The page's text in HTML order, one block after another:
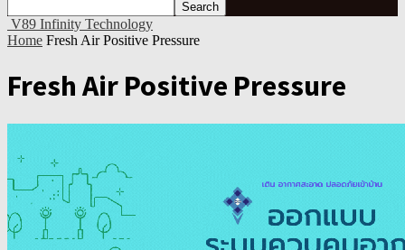
V89 Infinity Technology
Home Fresh Air Positive Pressure
Fresh Air Positive Pressure